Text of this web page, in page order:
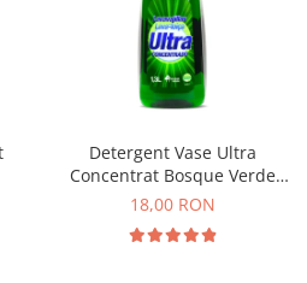
Detergent Vase Ultra
Concentrat Bosque Verde
Spania 1.3L
18,00 RON